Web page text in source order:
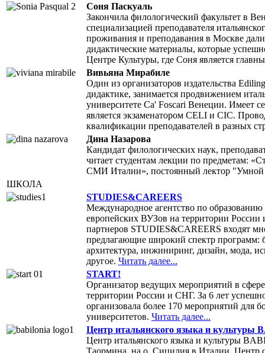
Соня Паскуаль
Закончила филологический факультет в
специализацией преподавателя
проживания и преподавания в Москве дали
дидактические материалы, которые
Центре Культуры, где Соня является
Вивьяна Мирабиле
Один из организаторов издательства
дидактике, занимается продвижением
университете Ca' Foscari Венеции. Имеет
является экзаменатором CELI и CIC.
квалификации преподавателей в разных
Дина Назарова
Кандидат филологических наук,
читает студентам лекции по предметам:
СМИ Италии», постоянный лектор
ШКОЛА
STUDIES&CAREERS
Международное агентство по
европейских ВУЗов на территории
партнеров STUDIES&CAREERS входят
предлагающие широкий спектр программ:
архитектура, инжиниринг, дизайн, мода,
другое. Читать далее...
START!
Организатор ведущих мероприятий в
территории России и СНГ. За 6 лет
организовала более 170 мероприятий для
университетов. Читать далее...
Центр итальянского языка и
Центр итальянского языка и культуры
Таормина, на о. Сицилия в Италии. Центр